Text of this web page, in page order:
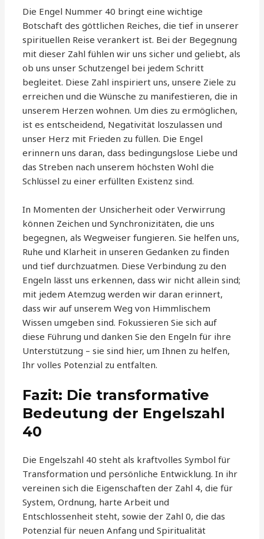
Die Engel Nummer 40 bringt eine wichtige
Botschaft des göttlichen Reiches, die tief in unserer
spirituellen Reise verankert ist. Bei der Begegnung
mit dieser Zahl fühlen wir uns sicher und geliebt, als
ob uns unser Schutzengel bei jedem Schritt
begleitet. Diese Zahl inspiriert uns, unsere Ziele zu
erreichen und die Wünsche zu manifestieren, die in
unserem Herzen wohnen. Um dies zu ermöglichen,
ist es entscheidend, Negativität loszulassen und
unser Herz mit Frieden zu füllen. Die Engel
erinnern uns daran, dass bedingungslose Liebe und
das Streben nach unserem höchsten Wohl die
Schlüssel zu einer erfüllten Existenz sind.
In Momenten der Unsicherheit oder Verwirrung
können Zeichen und Synchronizitäten, die uns
begegnen, als Wegweiser fungieren. Sie helfen uns,
Ruhe und Klarheit in unseren Gedanken zu finden
und tief durchzuatmen. Diese Verbindung zu den
Engeln lässt uns erkennen, dass wir nicht allein sind;
mit jedem Atemzug werden wir daran erinnert,
dass wir auf unserem Weg von Himmlischem
Wissen umgeben sind. Fokussieren Sie sich auf
diese Führung und danken Sie den Engeln für ihre
Unterstützung – sie sind hier, um Ihnen zu helfen,
Ihr volles Potenzial zu entfalten.
Fazit: Die transformative
Bedeutung der Engelszahl
40
Die Engelszahl 40 steht als kraftvolles Symbol für
Transformation und persönliche Entwicklung. In ihr
vereinen sich die Eigenschaften der Zahl 4, die für
System, Ordnung, harte Arbeit und
Entschlossenheit steht, sowie der Zahl 0, die das
Potenzial für neuen Anfang und Spiritualität